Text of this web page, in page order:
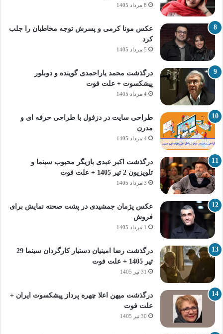
8 مرداد 1405
عکس مونا کرمی و پسرش توجه مخاطبان را جلب
کرد
5 مرداد 1405
درگذشت محمد یاراحمدی گوینده و دوبلور
پیشکسوت + علت فوت
4 مرداد 1405
طراحی سایت در دزفول با طراحی حرفه‌ ای و
مدرن
4 مرداد 1405
درگذشت اکبر عبدی بازیگر محبوب سینما و
تلویزیون 2 تیر 1405 + علت فوت
3 مرداد 1405
عکس پژمان جمشیدی در پشت صحنه نمایش برای
فروش
1 مرداد 1405
درگذشت رضا امینیان دستیار کارگردان سینما 29
تیر 1405 + علت فوت
31 تیر 1405
درگذشت میهن اعلا چهره پرداز پیشکسوت ایران +
علت فوت
30 تیر 1405